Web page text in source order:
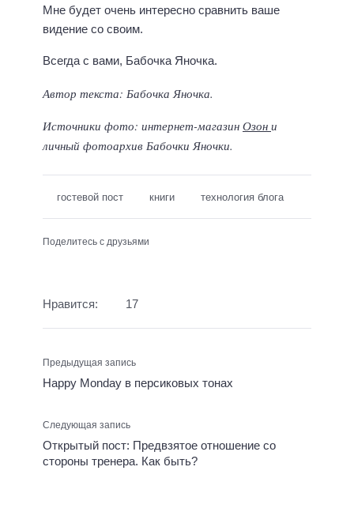
Мне будет очень интересно сравнить ваше
видение со своим.
Всегда с вами, Бабочка Яночка.
Автор текста: Бабочка Яночка.
Источники фото: интернет-магазин Озон и
личный фотоархив Бабочки Яночки.
гостевой пост книги технология блога
Поделитесь с друзьями
Нравится: 17
Предыдущая запись
Happy Monday в персиковых тонах
Следующая запись
Открытый пост: Предвзятое отношение со
стороны тренера. Как быть?